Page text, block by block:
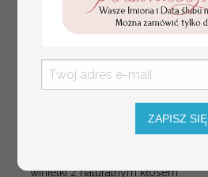
winietki z naturalnym kłosem
ZAPISZ SIĘ